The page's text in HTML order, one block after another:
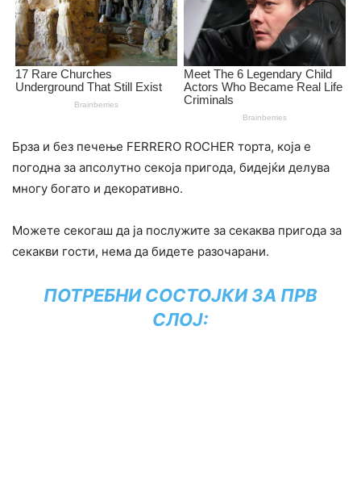
Брза и без печење FERRERO ROCHER торта, која е
погодна за апсолутно секоја пригода, бидејќи делува
многу богато и декоративно.
Можете секогаш да ја послужите за секаква пригода за
секакви гости, нема да бидете разочарани.
ПОТРЕБНИ СОСТОЈКИ ЗА ПРВ
СЛОЈ: